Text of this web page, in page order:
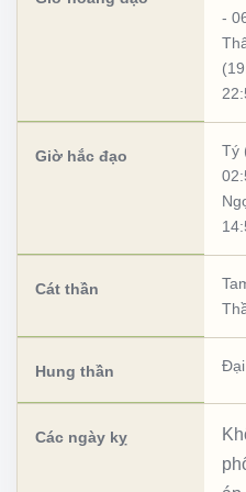
-
Giờ hắc đạo Tý
Cát thần
Hung thần Đại
Các ngày kỵ